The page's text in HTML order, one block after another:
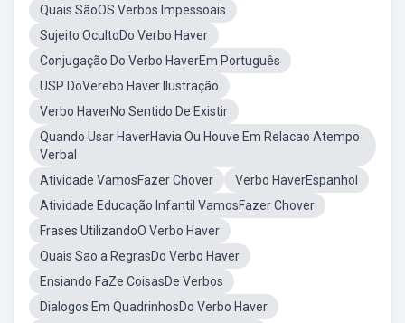
Quais SãoOS Verbos Impessoais
Sujeito OcultoDo Verbo Haver
Conjugação Do Verbo HaverEm Português
USP DoVerebo Haver Ilustração
Verbo HaverNo Sentido De Existir
Quando Usar HaverHavia Ou Houve Em Relacao Atempo
Verbal
Atividade VamosFazer Chover
Verbo HaverEspanhol
Atividade Educação Infantil VamosFazer Chover
Frases UtilizandoO Verbo Haver
Quais Sao a RegrasDo Verbo Haver
Ensiando FaZe CoisasDe Verbos
Dialogos Em QuadrinhosDo Verbo Haver